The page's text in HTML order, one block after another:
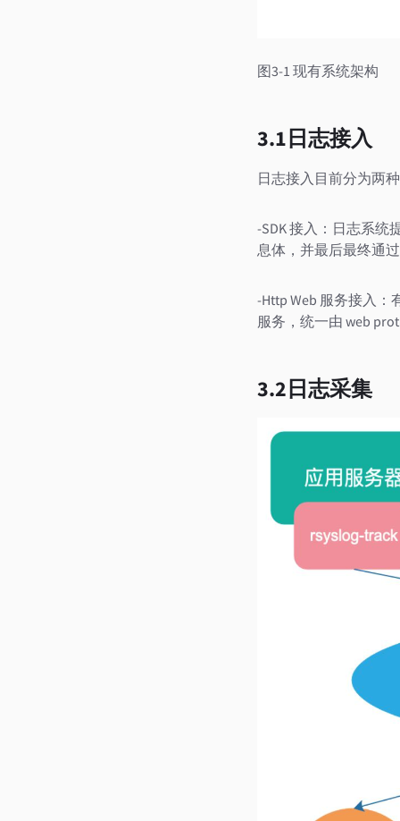
图3-1 现有系统架构
3.1日志接入
日志接入目前分为两
-SDK 接入：日志系统
息体，并最后最终通
-Http Web 服务接入：
服务，统一由 web
3.2日志采集